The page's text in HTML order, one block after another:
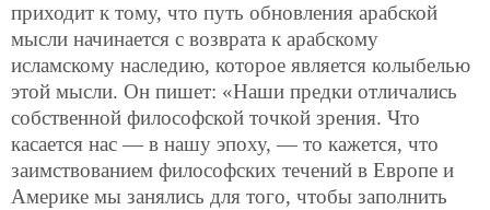
приходит к тому, что путь обновления арабской
мысли начинается с возврата к арабскому
исламскому наследию, которое является колыбелью
этой мысли. Он пишет: «Наши предки отличались
собственной философской точкой зрения. Что
касается нас — в нашу эпоху, — то кажется, что
заимствованием философских течений в Европе и
Америке мы занялись для того, чтобы заполнить